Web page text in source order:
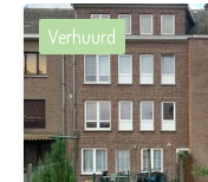
Verhuurd